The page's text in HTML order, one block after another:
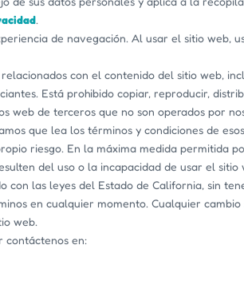
.
de navegación. Al usar el sitio web,
con el contenido del sitio web,
Está prohibido copiar, reproducir,
web de terceros que no son operados por
que lea los términos y condiciones de
riesgo. En la máxima medida permitida
del uso o la incapacidad de usar el sitio
las leyes del Estado de California, sin
en cualquier momento. Cualquier
web.
contáctenos en: